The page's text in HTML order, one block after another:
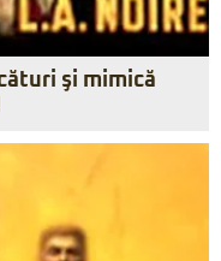
şi mimică